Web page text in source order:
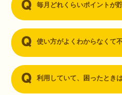
毎月どれくらいポイントが
使い方がよくわからなくて
利用していて、困ったとき